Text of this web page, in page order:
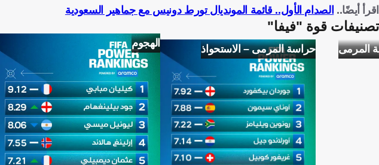
اقرأ أيضًا.. الصدام الأول.. قائمة المونديال تورط دونيس مع جماهير السعودية
تصنيفات قوة "فيفا"
المرمى حراسة المرمى – الاستحواذ الهجوم